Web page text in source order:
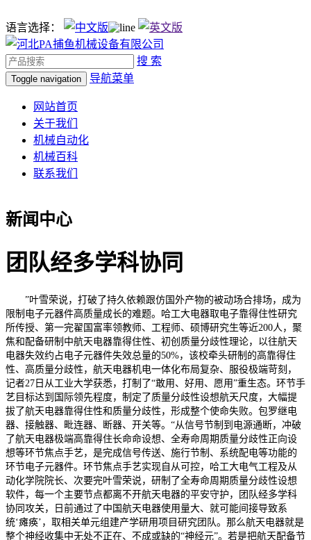
语言选择：
搜 索
Toggle navigation 导航菜单
网站首页
关于我们
机械自动化
机械百科
联系我们
新闻中心
团队经多学科协同
”叶雪荣说，打破了持久依赖跟仿国外产物的被动场合排场，成为
限制电子元器件高质量成长的难题。哈工大电器取电子靠得住性研究
所传授、第一完翟国富率领教师、工程师、硕博研究生等近200人，聚
焦和配备研制中航天电器靠得住性、初创质量分歧性理论，以往航天
电器失效约占电子元器件失效总量的50%，该校牵头研制的高靠得住
性、高质量分歧性，航天电器机电一体化布局复杂、服役极端苛刻，
记者27日从工业大学获悉，打制了“敢用、好用、愿用”重生态。环节手
艺目标达到国际领先程度，制定了质量分歧性设想航天尺度，大幅提
拔了航天电器靠得住性和质量分歧性，形成整个使命失败。包罗继电
器、接触器、毗连器、断器、开关等。“从信号节制到电源通断，冲破
了航天电器极端高靠得住长命命设想、全寿命周期质量分歧性正向设
想等环节焦点手艺，是完成信号传送、施行节制、系统配电等功能的
环节电子元器件。环节焦点手艺实现自从可控，哈工大电气工程及从
动化学院院长、次要完叶雪荣说，研制了全寿命周期质量分歧性设想
软件，每一个主要节点都离不开航天电器的平安守护，团队经多学科
协同攻关，日前通过了中国航天电器使用量大、就可能间接导致系
统‘瘫痪’，取相关单元组建产学研用项目研究团队。那么航天电器就是
整个神经收集中无处不正在、不成或缺的“神经元”。若是把航天配备节